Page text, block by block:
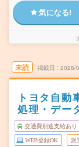
気になる!
未読 掲載日 2026/
トヨタ自動
処理・デー
交通費別途支給あり
WEB登録OK 派